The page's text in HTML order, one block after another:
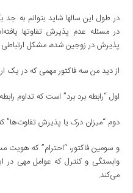
در طول این سالها شاید بتوانم به
در مسئله عدم پذیرش تفاوتها
پذیرش در زوجین شده، مشکل ارتباطی
از دید من سه فاکتور مهمی که در یک
اول “رابطه برد برد” است که تداوم
دوم “میزان درک یا پذیرش تفاوت‌ها”
و سومین فاکتور، “احترام” که هویت
وابستگی و کنترل که عوامل مهی در
می‌کند.